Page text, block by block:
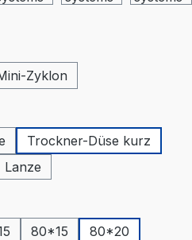
verfügbar.)
Zyklon
nicht verfügbar.)
Trockner-Düse kurz
Lanze
80*15
80*20